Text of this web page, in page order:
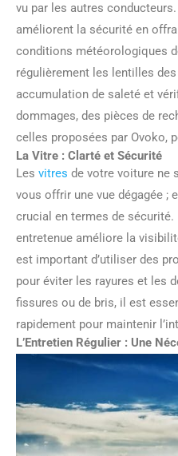
vu par les autres
améliorent la sécurité en
conditions météorologiques
régulièrement les lentilles
accumulation de saleté et
dommages, des pièces de
celles proposées par Ovoko,
La Vitre : Clarté et Sécurité
Les vitres de votre voiture ne
vous offrir une vue dégagée ;
crucial en termes de sécurité.
entretenue améliore la
est important d’utiliser des
pour éviter les rayures et les
fissures ou de bris, il est
rapidement pour maintenir
L’Entretien Régulier : Une